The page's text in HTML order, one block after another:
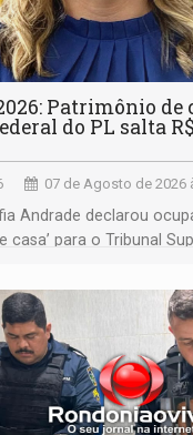
Patrimônio
do PL salta
07 de Agosto de 2026
Andrade declarou
casa’ para o Tribunal